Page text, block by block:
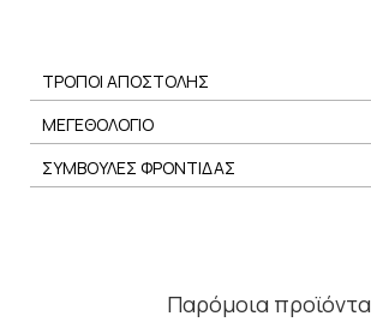
ΤΡΟΠΟΙ ΑΠΟΣΤΟΛΗΣ
ΜΕΓΕΘΟΛΟΓΙΟ
ΣΥΜΒΟΥΛΕΣ ΦΡΟΝΤΙΔΑΣ
Παρόμοια προϊόντα